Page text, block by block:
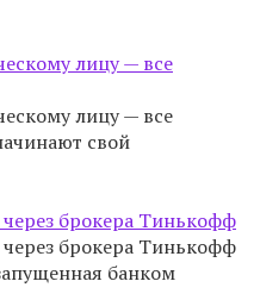
лицу — все
лицу — все
свой
брокера Тинькофф
брокера Тинькофф
банком